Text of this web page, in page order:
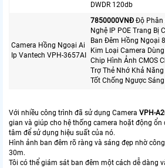
DWDR 120db
Camera Hồng Ngoại Ai
Ip Vantech VPH-3657AI
7850000VNÐ Độ Phân
Nghệ IP POE Trang Bị
Ban Đêm Hồng Ngoại
Kim Loại Camera
Chip Hình Ảnh CMOS
Trợ Thẻ Nhớ Khả
Tốt Chống Ngược
Với nhiều công trình đã sử dụng Camera VPH-
gian và giúp cho hệ thống camera hoặt động ổn
tâm để sử dụng hiệu suất của nó.
Hình ảnh ban đêm rõ ràng và sáng đẹp nhờ
30m.
Tôi có thể giám sát ban đêm một cách dễ dàng